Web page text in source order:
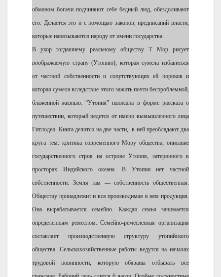
обманом богачи подчиняют себе бедный люд, обездоливают
его. Делается это и с помощью законов, предписаний власти,
которые навязываются народу от имени государства.
В укор тогдашнему реальному обществу Т. Мор рисует
воображаемую страну (Утопию), которая сумела избавиться
от частной собственности и сопутствующих ей пороков и
которая сумела вследствие этого зажить почти беспроблемной,
блаженной жизнью. “Утопия” написана в форме рассказа о
путешествии, который ведется от имени вымышленного лица
Гитлодея. Книга делится на две части, в ней преобладают два
круга тем: критика современного Мору общества; описание
государственного строя на острове Утопия, затерянного в
просторах Индийского океана. В Утопии нет частной
собственности. Земля там — собственность общественная.
Обществу принадлежит и вся производимая в нем продукция.
Она вырабатывается семейно. Каждая семья занимается
определенным ремеслом. Семейно-ремесленная организация
составляет производственную структуру утопийского
общества. Сельскохозяйственные работы ведутся на началах
трудовой повинности, которую обязаны отбывать все